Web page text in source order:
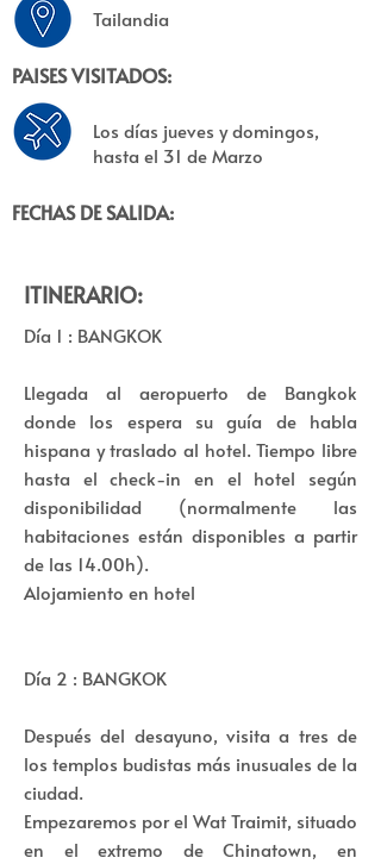
Tailandia
Los días jueves y domingos,
hasta el 31 de Marzo
FECHAS DE SALIDA:
PAISES VISITADOS:
Día 1 : BANGKOK
Llegada al aeropuerto de Bangkok
donde los espera su guía de habla
hispana y traslado al hotel. Tiempo libre
hasta el check-in en el hotel según
disponibilidad (normalmente las
habitaciones están disponibles a partir
de las 14.00h).
Alojamiento en hotel
Día 2 : BANGKOK
Después del desayuno, visita a tres de
los templos budistas más inusuales de la
ciudad.
Empezaremos por el Wat Traimit, situado
en el extremo de Chinatown, en
ITINERARIO: